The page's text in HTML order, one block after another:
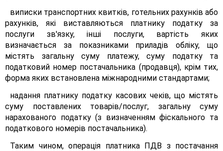
виписки транспортних квитків, готельних рахунків або
рахунків, які виставляються платнику податку за
послуги зв'язку, інші послуги, вартість яких
визначається за показниками приладів обліку, що
містять загальну суму платежу, суму податку та
податковий номер постачальника (продавця), крім тих,
форма яких встановлена міжнародними стандартами;
надання платнику податку касових чеків, що містять
суму поставлених товарів/послуг, загальну суму
нарахованого податку (з визначенням фіскального та
податкового номерів постачальника).
Таким чином, операція платника ПДВ з постачання